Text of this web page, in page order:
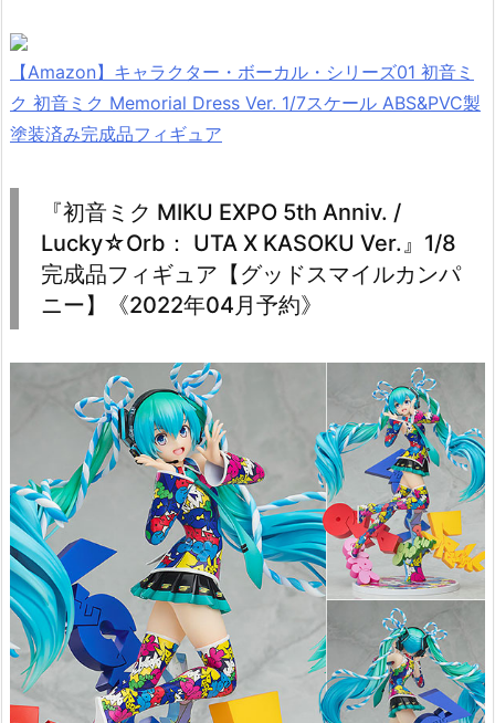
【Amazon】キャラクター・ボーカル・シリーズ01 初音ミ
ク 初音ミク Memorial Dress Ver. 1/7スケール ABS&PVC製
塗装済み完成品フィギュア
『初音ミク MIKU EXPO 5th Anniv. /
Lucky☆Orb： UTA X KASOKU Ver.』1/8
完成品フィギュア【グッドスマイルカンパ
ニー】《2022年04月予約》